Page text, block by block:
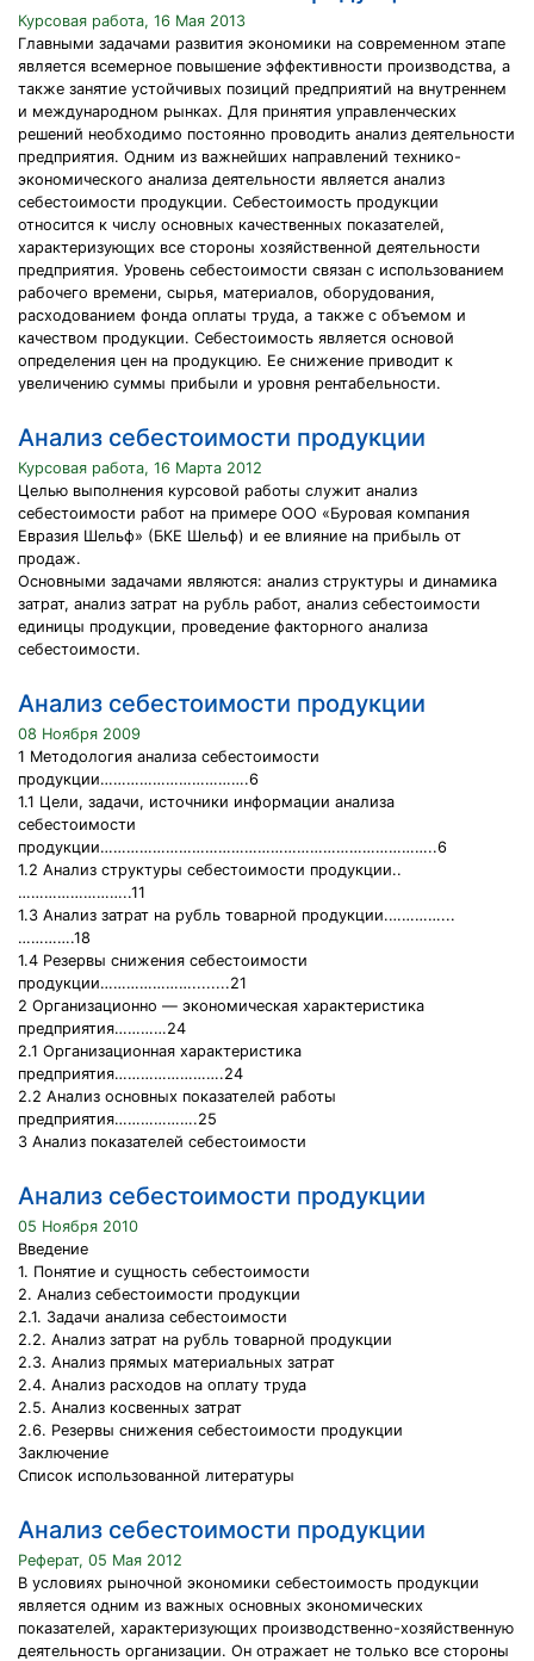
Курсовая работа, 16 Мая 2013
Главными задачами развития экономики на современном этапе
является всемерное повышение эффективности производства, а
также занятие устойчивых позиций предприятий на внутреннем
и международном рынках. Для принятия управленческих
решений необходимо постоянно проводить анализ деятельности
предприятия. Одним из важнейших направлений технико-
экономического анализа деятельности является анализ
себестоимости продукции. Себестоимость продукции
относится к числу основных качественных показателей,
характеризующих все стороны хозяйственной деятельности
предприятия. Уровень себестоимости связан с использованием
рабочего времени, сырья, материалов, оборудования,
расходованием фонда оплаты труда, а также с объемом и
качеством продукции. Себестоимость является основой
определения цен на продукцию. Ее снижение приводит к
увеличению суммы прибыли и уровня рентабельности.
Анализ себестоимости продукции
Курсовая работа, 16 Марта 2012
Целью выполнения курсовой работы служит анализ
себестоимости работ на примере ООО «Буровая компания
Евразия Шельф» (БКЕ Шельф) и ее влияние на прибыль от
продаж.
Основными задачами являются: анализ структуры и динамика
затрат, анализ затрат на рубль работ, анализ себестоимости
единицы продукции, проведение факторного анализа
себестоимости.
Анализ себестоимости продукции
08 Ноября 2009
1 Методология анализа себестоимости
продукции…………………………….6
1.1 Цели, задачи, источники информации анализа
себестоимости
продукции…………………………………………………………………..6
1.2 Анализ структуры себестоимости продукции..
……………………..11
1.3 Анализ затрат на рубль товарной продукции.…………...
………….18
1.4 Резервы снижения себестоимости
продукции…………………........21
2 Организационно — экономическая характеристика
предприятия…………24
2.1 Организационная характеристика
предприятия…………………….24
2.2 Анализ основных показателей работы
предприятия……………….25
3 Анализ показателей себестоимости
Анализ себестоимости продукции
05 Ноября 2010
Введение
1. Понятие и сущность себестоимости
2. Анализ себестоимости продукции
2.1. Задачи анализа себестоимости
2.2. Анализ затрат на рубль товарной продукции
2.3. Анализ прямых материальных затрат
2.4. Анализ расходов на оплату труда
2.5. Анализ косвенных затрат
2.6. Резервы снижения себестоимости продукции
Заключение
Список использованной литературы
Анализ себестоимости продукции
Реферат, 05 Мая 2012
В условиях рыночной экономики себестоимость про­дукции
является одним из важных основных экономических
показателей, характеризующих производственно-хозяйственную
деятельность организации. Он отражает не только все стороны